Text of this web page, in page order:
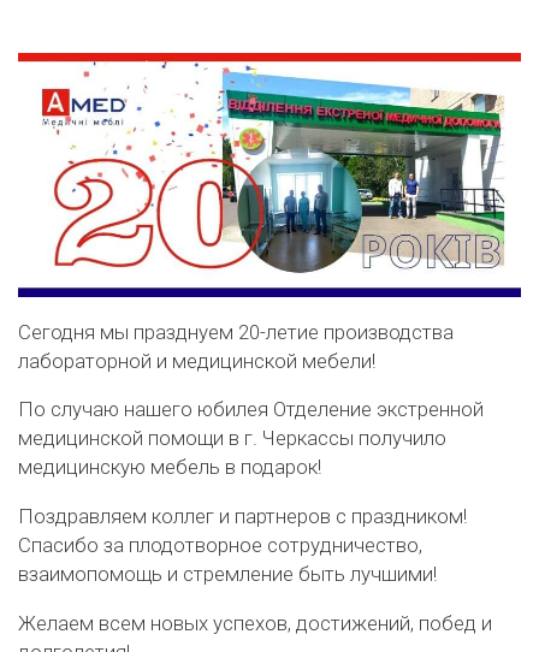
Сегодня мы празднуем 20-летие производства
лабораторной и медицинской мебели!
По случаю нашего юбилея Отделение экстренной
медицинской помощи в г. Черкассы получило
медицинскую мебель в подарок!
Поздравляем коллег и партнеров с праздником!
Спасибо за плодотворное сотрудничество,
взаимопомощь и стремление быть лучшими!
Желаем всем новых успехов, достижений, побед и